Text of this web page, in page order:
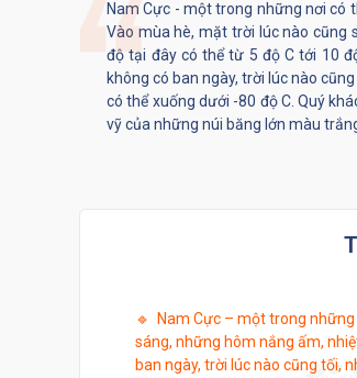
Nam Cực - một trong những nơi có
Vào mùa hè, mặt trời lúc nào cũng
độ tại đây có thể từ 5 độ C tới 10
không có ban ngày, trời lúc nào
có thể xuống dưới -80 độ C. Quý
vỹ của những núi băng lớn màu
🔹 Nam Cực – một trong
sáng, những hôm nắng ấm,
ban ngày, trời lúc nào cũng tối,